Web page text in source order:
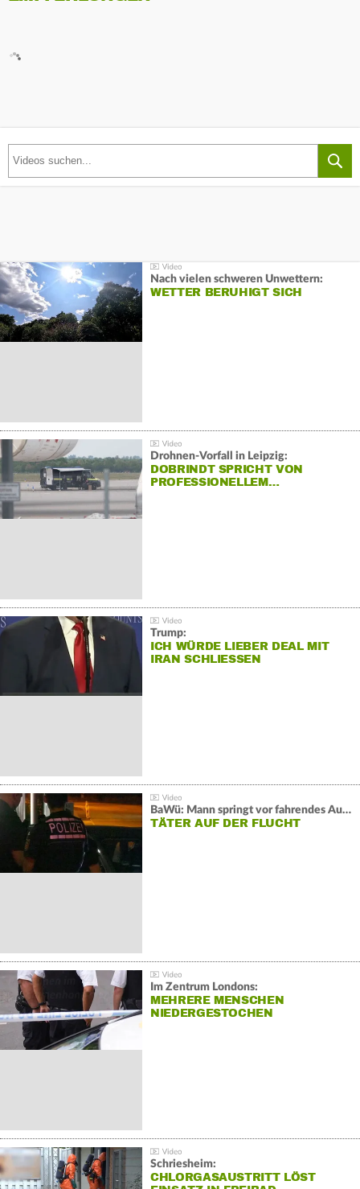
Nach vielen schweren Unwettern:
WETTER BERUHIGT SICH
Drohnen-Vorfall in Leipzig:
DOBRINDT SPRICHT VON
PROFESSIONELLEM…
Trump:
ICH WÜRDE LIEBER DEAL MIT
IRAN SCHLIESSEN
BaWü: Mann springt vor fahrendes Auto und schießt
TÄTER AUF DER FLUCHT
Im Zentrum Londons:
MEHRERE MENSCHEN
NIEDERGESTOCHEN
Schriesheim:
CHLORGASAUSTRITT LÖST